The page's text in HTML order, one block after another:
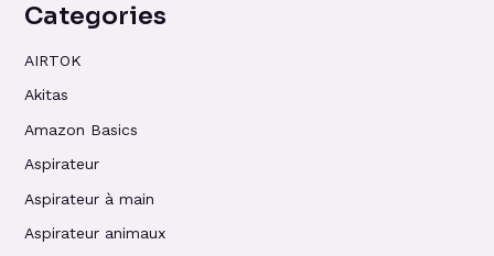
Categories
AIRTOK
Akitas
Amazon Basics
Aspirateur
Aspirateur à main
Aspirateur animaux